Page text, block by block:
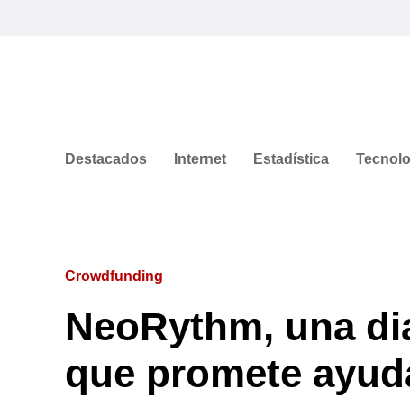
Destacados Internet Estadística
Crowdfunding
NeoRythm, una
que promete